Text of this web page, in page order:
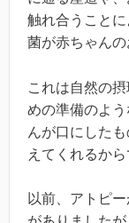
触れ合うこと
菌が赤ちゃんの
これは自然の
めの準備のよ
んが口にした
えてくれるから
以前、アトピ